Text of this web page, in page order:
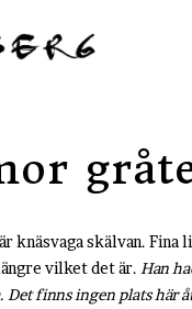
knäsvaga skälvan.
vilket det är. Han
finns ingen plats här